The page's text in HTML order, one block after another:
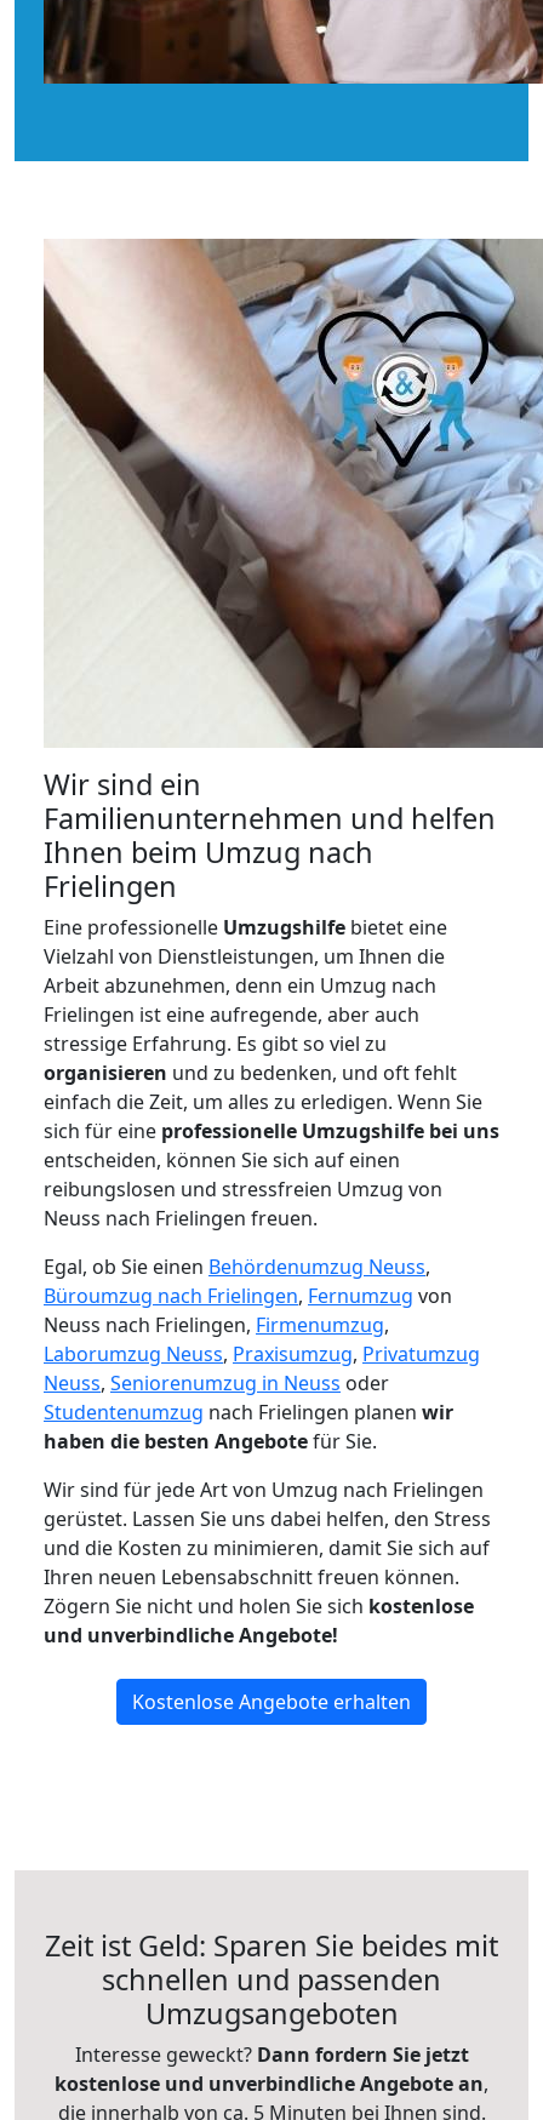
Wir sind ein
Familienunternehmen und helfen
Ihnen beim Umzug nach
Frielingen
Eine professionelle Umzugshilfe bietet eine
Vielzahl von Dienstleistungen, um Ihnen die
Arbeit abzunehmen, denn ein Umzug nach
Frielingen ist eine aufregende, aber auch
stressige Erfahrung. Es gibt so viel zu
organisieren und zu bedenken, und oft fehlt
einfach die Zeit, um alles zu erledigen. Wenn Sie
sich für eine professionelle Umzugshilfe bei uns
entscheiden, können Sie sich auf einen
reibungslosen und stressfreien Umzug von
Neuss nach Frielingen freuen.
Egal, ob Sie einen Behördenumzug Neuss,
Büroumzug nach Frielingen, Fernumzug von
Neuss nach Frielingen, Firmenumzug,
Laborumzug Neuss, Praxisumzug, Privatumzug
Neuss, Seniorenumzug in Neuss oder
Studentenumzug nach Frielingen planen wir
haben die besten Angebotefür Sie.
Wir sind für jede Art von Umzug nach Frielingen
gerüstet. Lassen Sie uns dabei helfen, den Stress
und die Kosten zu minimieren, damit Sie sich auf
Ihren neuen Lebensabschnitt freuen können.
Zögern Sie nicht und holen Sie sich kostenlose
und unverbindliche Angebote!
Kostenlose Angebote erhalten
Zeit ist Geld: Sparen Sie beides mit
schnellen und passenden
Umzugsangeboten
Interesse geweckt? Dann fordern Sie jetzt
kostenlose und unverbindliche Angebote an,
die innerhalb von ca. 5 Minuten bei Ihnen sind.